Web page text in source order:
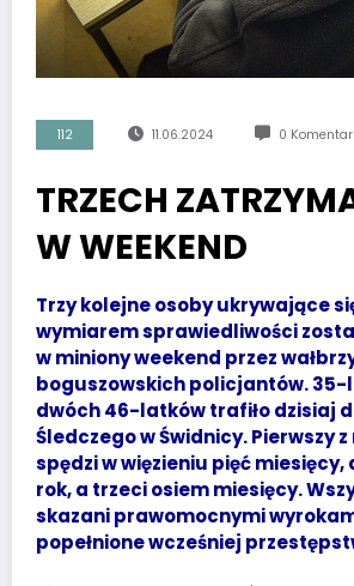
112 11.06.2024 0
TRZECH
W WEEKEND
Trzy kolejne osoby ukrywające
wymiarem sprawiedliwości
w miniony weekend przez
boguszowskich policjantów. 35-
dwóch 46-latków trafiło dzisiaj
Śledczego w Świdnicy. Pierwszy z
spędzi w więzieniu pięć
rok, a trzeci osiem miesięcy.
skazani prawomocnymi
popełnione wcześniej